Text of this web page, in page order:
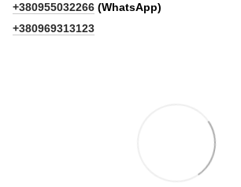
+380955032266 (WhatsApp)
+380969313123